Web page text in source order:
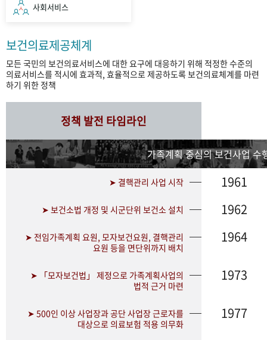
사회서비스
보건의료제공체계
모든 국민의 보건의료서비스에 대한 요구에 대응하기 위해 적정한 수준의
의료서비스를 적시에 효과적, 효율적으로 제공하도록 보건의료체계를 마련
하기 위한 정책
정책 발전 타임라인
가족계획 중심의 보건사업 수
➤ 결핵관리 사업 시작 1961
➤ 보건소법 개정 및 시군단위 보건소 설치 1962
➤ 전임가족계획 요원, 모자보건요원, 결핵관리
요원 등을 면단위까지 배치
1964
➤ 「모자보건법」 제정으로 가족계획사업의
법적 근거 마련
1973
➤ 500인 이상 사업장과 공단 사업장 근로자를
대상으로 의료보험 적용 의무화
1977